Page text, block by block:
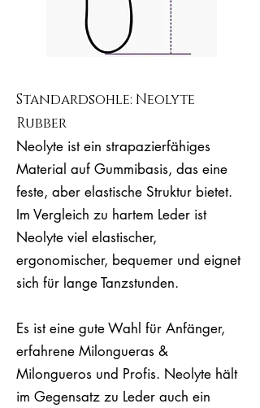
Standardsohle: Neolyte
Rubber
Neolyte ist ein strapazierfähiges
Material auf Gummibasis, das eine
feste, aber elastische Struktur bietet.
Im Vergleich zu hartem Leder ist
Neolyte viel elastischer,
ergonomischer, bequemer und eignet
sich für lange Tanzstunden.
Es ist eine gute Wahl für Anfänger,
erfahrene Milongueras &
Milongueros und Profis. Neolyte hält
im Gegensatz zu Leder auch ein